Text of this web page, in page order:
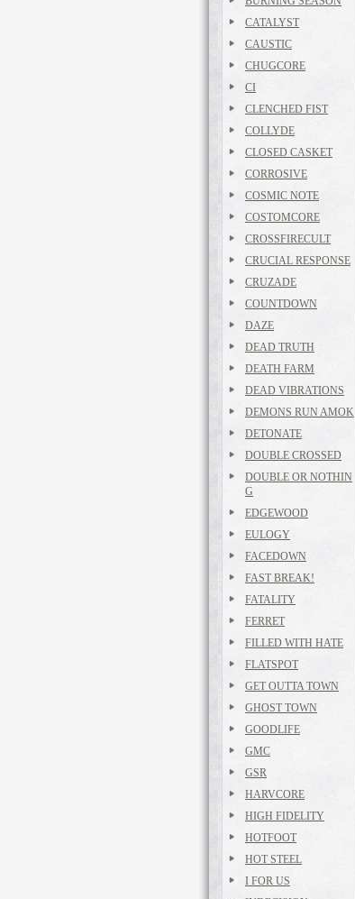
CATALYST
CAUSTIC
CHUGCORE
CI
CLENCHED FIST
COLLYDE
CLOSED CASKET
CORROSIVE
COSMIC NOTE
COSTOMCORE
CROSSFIRECULT
CRUCIAL RESPONSE
CRUZADE
COUNTDOWN
DAZE
DEAD TRUTH
DEATH FARM
DEAD VIBRATIONS
DEMONS RUN AMOK
DETONATE
DOUBLE CROSSED
DOUBLE OR NOTHIN
G
EDGEWOOD
EULOGY
FACEDOWN
FAST BREAK!
FATALITY
FERRET
FILLED WITH HATE
FLATSPOT
GET OUTTA TOWN
GHOST TOWN
GOODLIFE
GMC
GSR
HARVCORE
HIGH FIDELITY
HOTFOOT
HOT STEEL
I FOR US